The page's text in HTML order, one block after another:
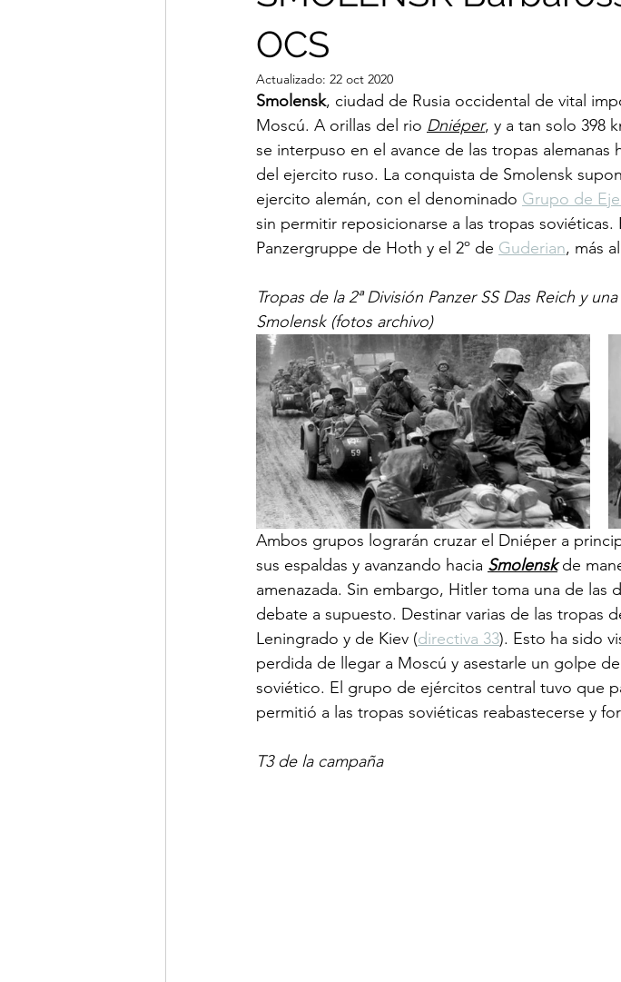
OCS
Actualizado: 22 oct 2020
Smolensk, ciudad de Rusia occidental de vital
Moscú. A orillas del rio Dniéper, y a tan solo 398
se interpuso en el avance de las tropas
del ejercito ruso. La conquista de Smolensk
ejercito alemán, con el denominado Grupo de
sin permitir reposicionarse a las tropas
Panzergruppe de Hoth y el 2º de Guderian, más
Tropas de la 2ª División Panzer SS Das Reich y
Smolensk (fotos archivo)
Ambos grupos lograrán cruzar el Dniéper a
sus espaldas y avanzando hacia Smolensk de
amenazada. Sin embargo, Hitler toma una de las
debate a supuesto. Destinar varias de las tropas
Leningrado y de Kiev (directiva 33). Esto ha sido
perdida de llegar a Moscú y asestarle un golpe
soviético. El grupo de ejércitos central tuvo que
permitió a las tropas soviéticas reabastecerse y
T3 de la campaña